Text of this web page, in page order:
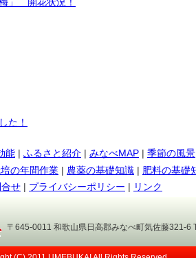
た！
能 | ふるさと紹介 | みなべMAP | 季節の風景
の年間作業 | 農薬の基礎知識 | 肥料の基礎
せ | プライバシーポリシー | リンク
〒645-0011 和歌山県日高郡みなべ町気佐藤321-